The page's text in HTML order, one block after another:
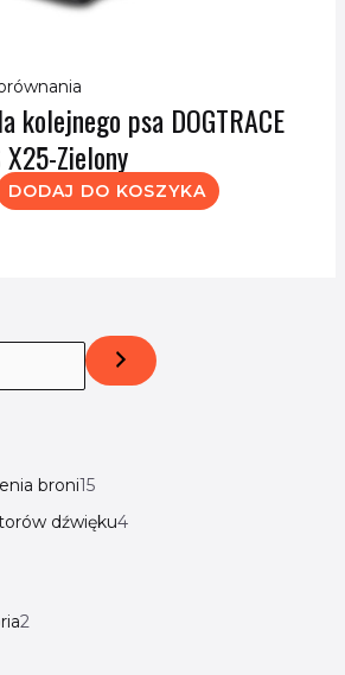
broni15
dźwięku4
2
kolejnego psa DOGTRACE
X25-Zielony
DODAJ DO KOSZYKA